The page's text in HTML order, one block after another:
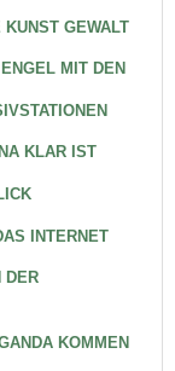
GEWALT
MIT DEN
KLAR IST
INTERNET
DER
KOMMEN